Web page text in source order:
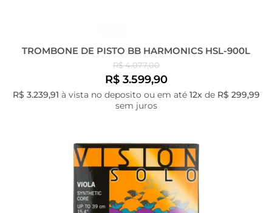
TROMBONE DE PISTO BB HARMONICS HSL-900L
R$ 4.077,00
R$ 3.599,90
R$ 3.239,91 à vista no deposito ou em até 12xde R$ 299,99
sem juros